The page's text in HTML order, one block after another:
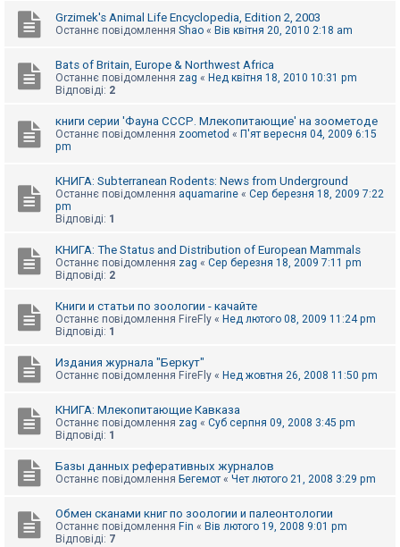
Grzimek's Animal Life Encyclopedia, Edition 2, 2003
Останнє повідомлення Shao « Вів квітня 20, 2010 2:18 am
Bats of Britain, Europe & Northwest Africa
Останнє повідомлення zag « Нед квітня 18, 2010 10:31 pm
Відповіді: 2
книги серии 'Фауна СССР. Млекопитающие' на зоометоде
Останнє повідомлення zoometod « П'ят вересня 04, 2009 6:15
pm
КНИГА: Subterranean Rodents: News from Underground
Останнє повідомлення aquamarine « Сер березня 18, 2009 7:22
pm
Відповіді: 1
КНИГА: The Status and Distribution of European Mammals
Останнє повідомлення zag « Сер березня 18, 2009 7:11 pm
Відповіді: 2
Книги и статьи по зоологии - качайте
Останнє повідомлення FireFly « Нед лютого 08, 2009 11:24 pm
Відповіді: 1
Издания журнала "Беркут"
Останнє повідомлення FireFly « Нед жовтня 26, 2008 11:50 pm
КНИГА: Млекопитающие Кавказа
Останнє повідомлення zag « Суб серпня 09, 2008 3:45 pm
Відповіді: 1
Базы данных реферативных журналов
Останнє повідомлення Бегемот « Чет лютого 21, 2008 3:29 pm
Обмен сканами книг по зоологии и палеонтологии
Останнє повідомлення Fin « Вів лютого 19, 2008 9:01 pm
Відповіді: 7